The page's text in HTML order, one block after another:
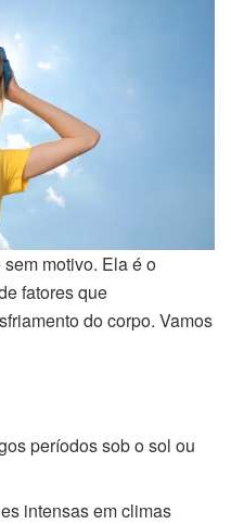
motivo. Ela é o
fatores que
do corpo. Vamos
períodos sob o sol ou
intensas em climas